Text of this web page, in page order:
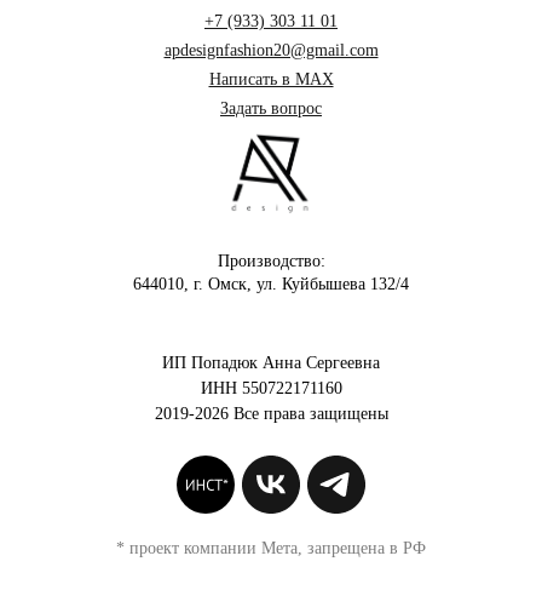
+7 (933) 303 11 01
apdesignfashion20@gmail.com
Написать в MAX
Задать вопрос
Производство:
644010, г. Омск, ул. Куйбышева 132/4
ИП Попадюк Анна Сергеевна
ИНН 550722171160
2019-2026 Все права защищены
* проект компании Мета, запрещена в РФ